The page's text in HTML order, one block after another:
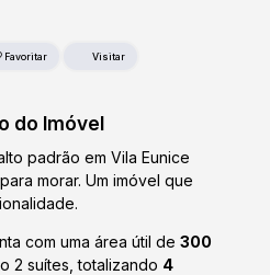
Favoritar
do Imóvel
padrão em Vila Eunice
morar. Um imóvel que
com uma área útil de 300
2 suítes, totalizando 4